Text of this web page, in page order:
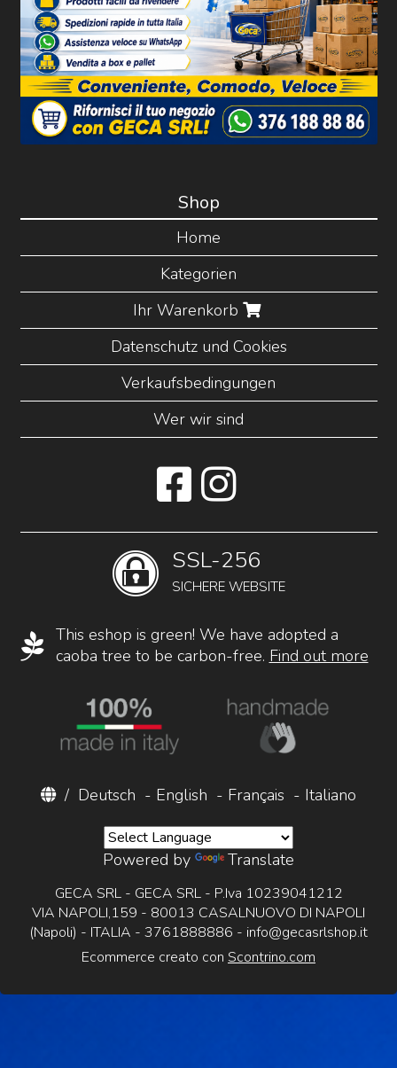
Shop
Home
Kategorien
Ihr Warenkorb
Datenschutz und Cookies
Verkaufsbedingungen
Wer wir sind
SSL-256
SICHERE WEBSITE
This eshop is green! We have adopted a
caoba tree to be carbon-free. Find out more
/ Deutsch - English - Français - Italiano
Powered by Translate
GECA SRL - GECA SRL - P.Iva 10239041212
VIA NAPOLI,159 - 80013 CASALNUOVO DI NAPOLI
(Napoli) - ITALIA - 3761888886 - info@gecasrlshop.it
Ecommerce creato con Scontrino.com